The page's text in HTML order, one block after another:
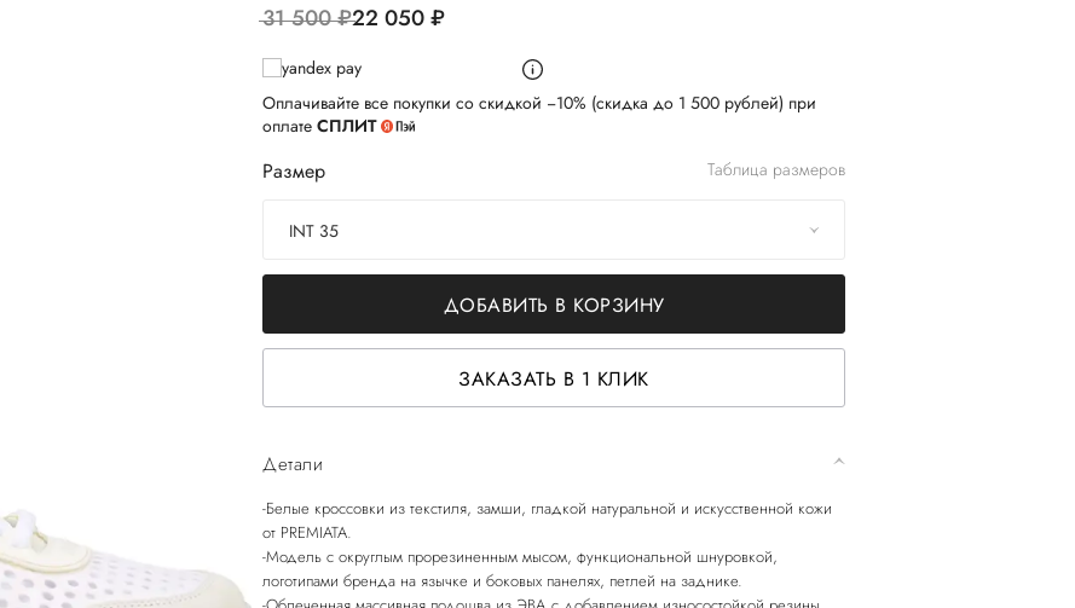
31 500руб.22 050руб.
Оплачивайте все покупки со скидкой −10% (скидка до 1 500 рублей) при
оплате СПЛИТ
Размер Таблица размеров
INT 35
ДОБАВИТЬ В КОРЗИНУ
ЗАКАЗАТЬ В 1 КЛИК
Детали
-Белые кроссовки из текстиля, замши, гладкой натуральной и искусственной кожи
от PREMIATA.
-Модель с округлым прорезиненным мысом, функциональной шнуровкой,
логотипами бренда на язычке и боковых панелях, петлей на заднике.